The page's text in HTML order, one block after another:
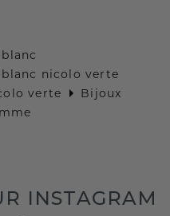
nicolo verte
verte
Bijoux
INSTAGRAM